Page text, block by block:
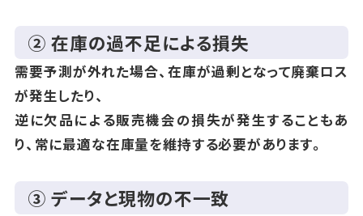
② 在庫の過不足による損失
需要予測が外れた場合、在庫が過剰となって廃棄ロス
が発生したり、
逆に欠品による販売機会の損失が発生することもあ
り、常に最適な在庫量を維持する必要があります。
③ データと現物の不一致